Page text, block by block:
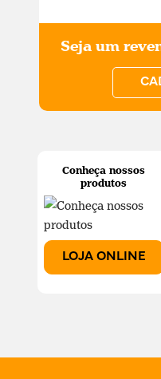
Conheça nossos
produtos
LOJA ONLINE
Seja um